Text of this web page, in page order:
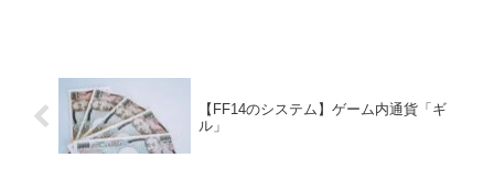
【FF14のシステム】ゲーム内通貨「ギ
ル」